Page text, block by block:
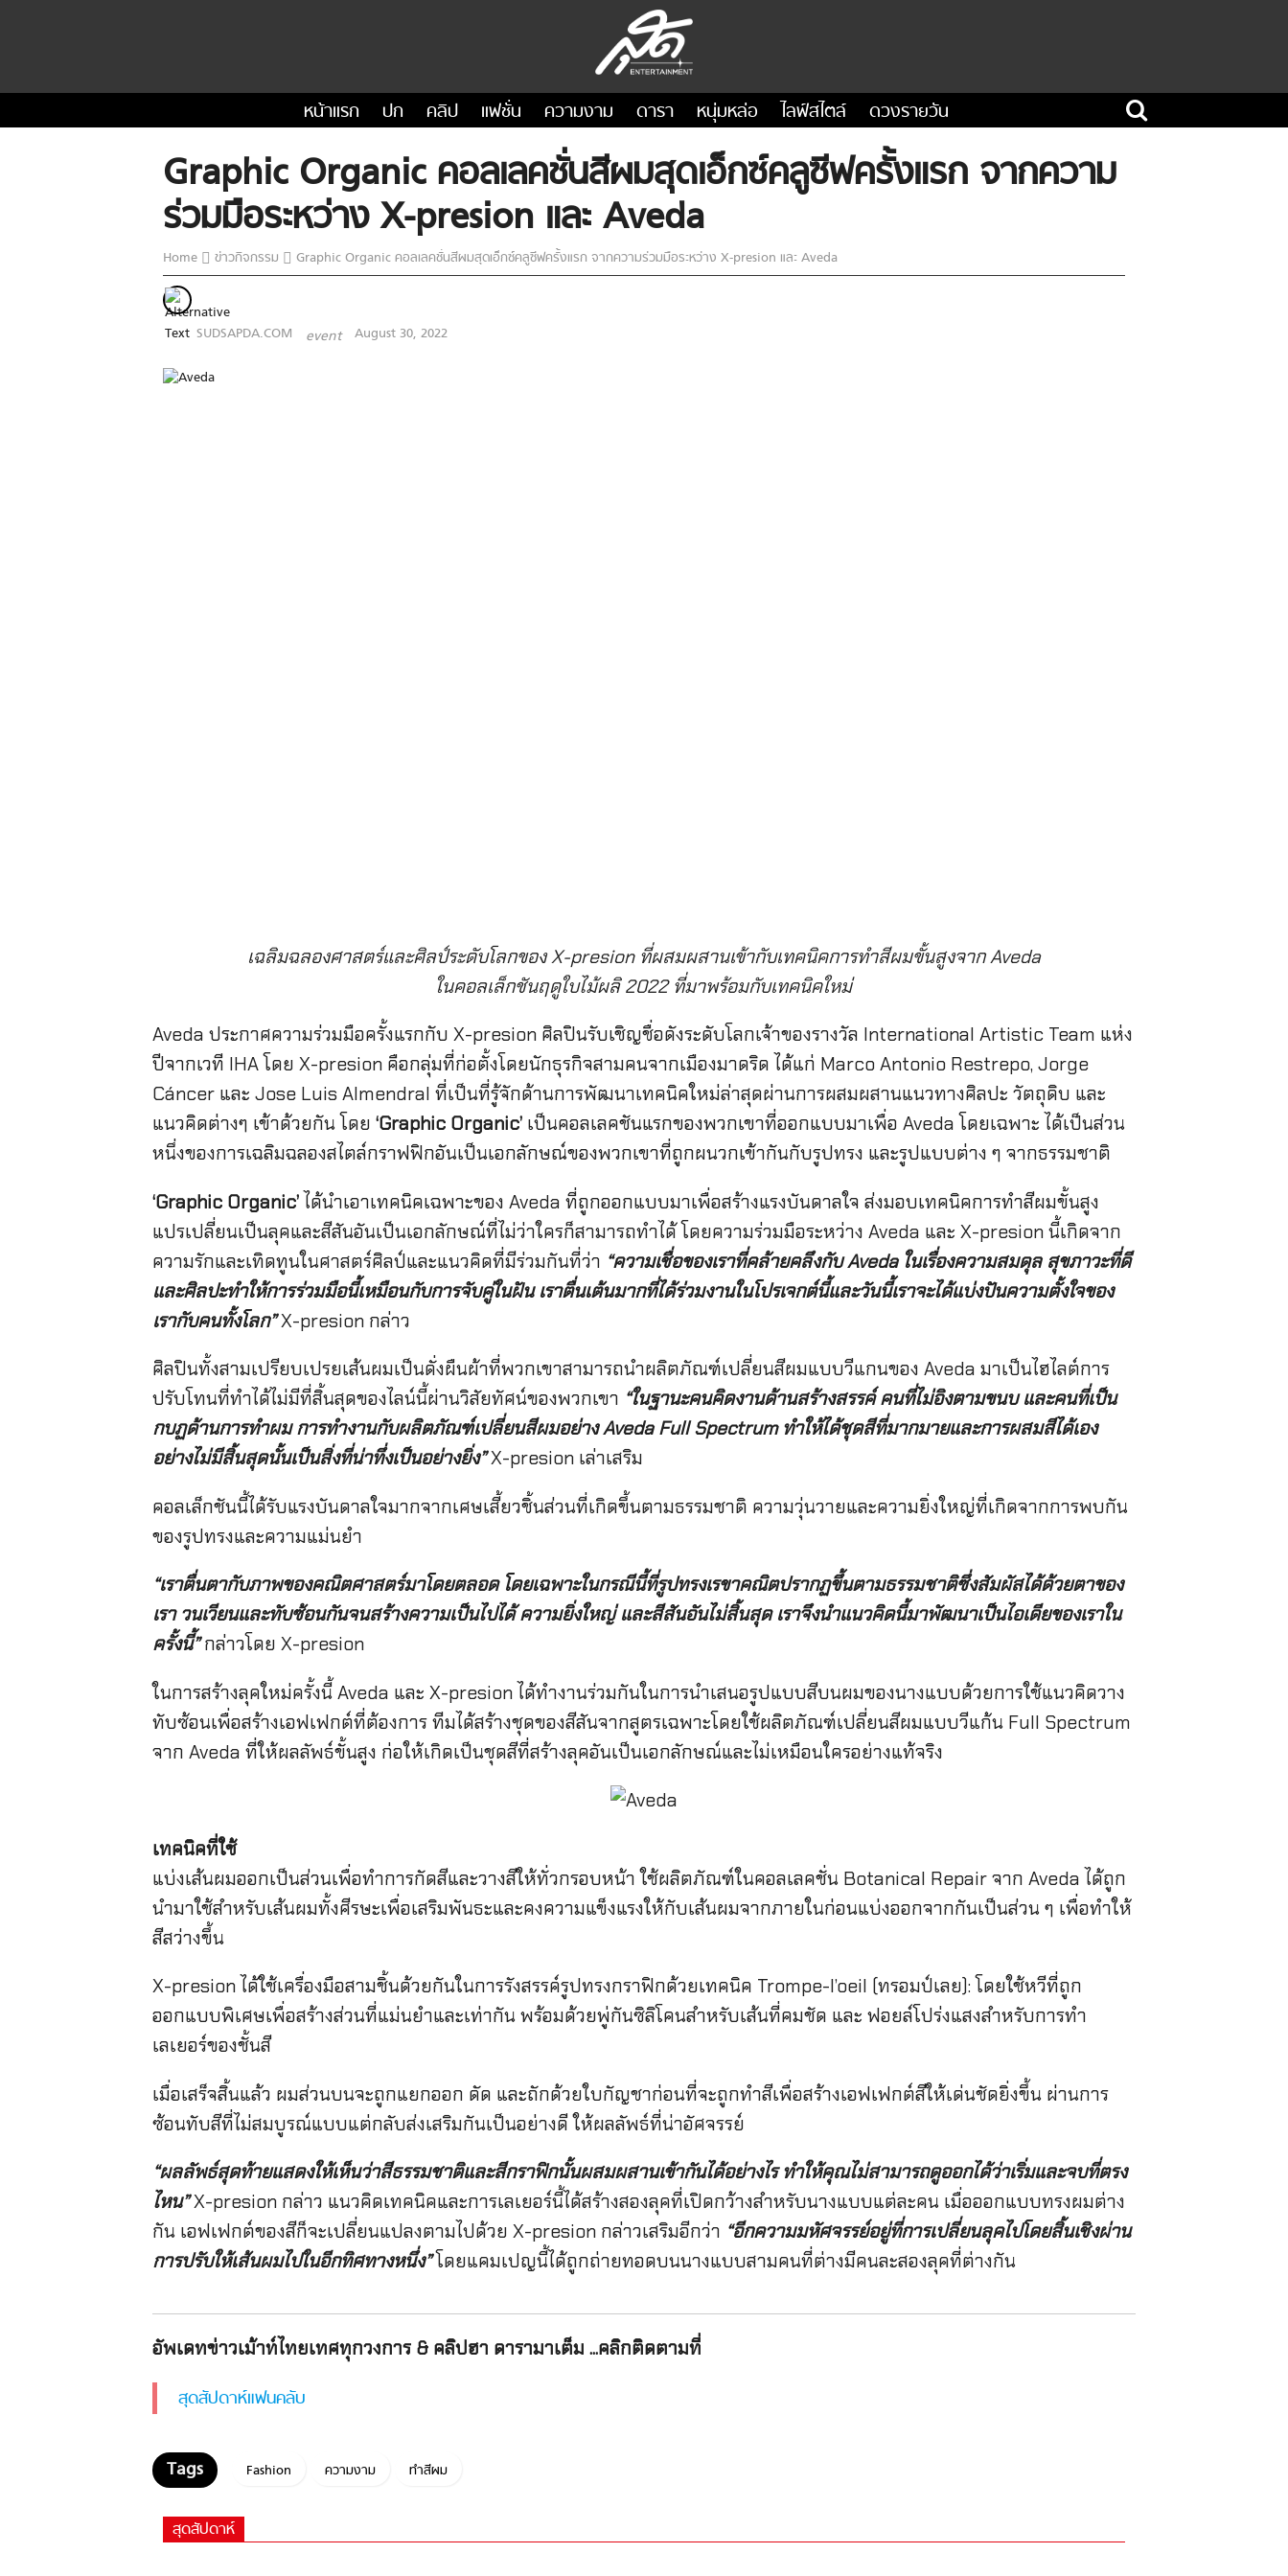
หน้าแรก ปก คลิป แฟชั่น ความงาม ดารา หนุ่มหล่อ ไลฟ์สไตล์ ดวงรายวัน
Graphic Organic คอลเลคชั่นสีผมสุดเอ็กซ์คลูซีฟครั้งแรก จากความ
ร่วมมือระหว่าง X-presion และ Aveda
Home ข่าวกิจกรรม Graphic Organic คอลเลคชั่นสีผมสุดเอ็กซ์คลูซีฟครั้งแรก จากความร่วมมือระหว่าง X-presion และ Aveda
SUDSAPDA.COM event August 30, 2022
เฉลิมฉลองศาสตร์และศิลป์ระดับโลกของ X-presion ที่ผสมผสานเข้ากับเทคนิคการทำสีผมขั้นสูงจาก Aveda
ในคอลเล็กชันฤดูใบไม้ผลิ 2022 ที่มาพร้อมกับเทคนิคใหม่
Aveda ประกาศความร่วมมือครั้งแรกกับ X-presion ศิลปินรับเชิญชื่อดังระดับโลกเจ้าของรางวัล International Artistic Team แห่ง
ปีจากเวที IHA โดย X-presion คือกลุ่มที่ก่อตั้งโดยนักธุรกิจสามคนจากเมืองมาดริด ได้แก่ Marco Antonio Restrepo, Jorge
Cáncer และ Jose Luis Almendral ที่เป็นที่รู้จักด้านการพัฒนาเทคนิคใหม่ล่าสุดผ่านการผสมผสานแนวทางศิลปะ วัตถุดิบ และ
แนวคิดต่างๆ เข้าด้วยกัน โดย ‘Graphic Organic’เป็นคอลเลคชันแรกของพวกเขาที่ออกแบบมาเพื่อ Aveda โดยเฉพาะ ได้เป็นส่วน
หนึ่งของการเฉลิมฉลองสไตล์กราฟฟิกอันเป็นเอกลักษณ์ของพวกเขาที่ถูกผนวกเข้ากันกับรูปทรง และรูปแบบต่าง ๆ จากธรรมชาติ
‘Graphic Organic’ได้นำเอาเทคนิคเฉพาะของ Aveda ที่ถูกออกแบบมาเพื่อสร้างแรงบันดาลใจ ส่งมอบเทคนิคการทำสีผมขั้นสูง
แปรเปลี่ยนเป็นลุคและสีสันอันเป็นเอกลักษณ์ที่ไม่ว่าใครก็สามารถทำได้ โดยความร่วมมือระหว่าง Aveda และ X-presion นี้เกิดจาก
ความรักและเทิดทูนในศาสตร์ศิลป์และแนวคิดที่มีร่วมกันที่ว่า “ความเชื่อของเราที่คล้ายคลึงกับAveda ในเรื่องความสมดุล สุขภาวะที่ดี
และศิลปะทำให้การร่วมมือนี้เหมือนกับการจับคู่ในฝัน เราตื่นเต้นมากที่ได้ร่วมงานในโปรเจกต์นี้และวันนี้เราจะได้แบ่งปันความตั้งใจของ
เรากับคนทั้งโลก”X-presion กล่าว
ศิลปินทั้งสามเปรียบเปรยเส้นผมเป็นดั่งผืนผ้าที่พวกเขาสามารถนำผลิตภัณฑ์เปลี่ยนสีผมแบบวีแกนของ Aveda มาเป็นไฮไลต์การ
ปรับโทนที่ทำได้ไม่มีที่สิ้นสุดของไลน์นี้ผ่านวิสัยทัศน์ของพวกเขา “ในฐานะคนคิดงานด้านสร้างสรรค์ คนที่ไม่อิงตามขนบ และคนที่เป็น
กบฏด้านการทำผม การทำงานกับผลิตภัณฑ์เปลี่ยนสีผมอย่างAveda Full Spectrum ทำให้ได้ชุดสีที่มากมายและการผสมสีได้เอง
อย่างไม่มีสิ้นสุดนั้นเป็นสิ่งที่น่าทึ่งเป็นอย่างยิ่ง”X-presion เล่าเสริม
คอลเล็กชันนี้ได้รับแรงบันดาลใจมากจากเศษเสี้ยวชิ้นส่วนที่เกิดขึ้นตามธรรมชาติ ความวุ่นวายและความยิ่งใหญ่ที่เกิดจากการพบกัน
ของรูปทรงและความแม่นยำ
“เราตื่นตากับภาพของคณิตศาสตร์มาโดยตลอด โดยเฉพาะในกรณีนี้ที่รูปทรงเรขาคณิตปรากฏขึ้นตามธรรมชาติซึ่งสัมผัสได้ด้วยตาของ
เรา วนเวียนและทับซ้อนกันจนสร้างความเป็นไปได้ ความยิ่งใหญ่ และสีสันอันไม่สิ้นสุด เราจึงนำแนวคิดนี้มาพัฒนาเป็นไอเดียของเราใน
ครั้งนี้”กล่าวโดย X-presion
ในการสร้างลุคใหม่ครั้งนี้ Aveda และ X-presion ได้ทำงานร่วมกันในการนำเสนอรูปแบบสีบนผมของนางแบบด้วยการใช้แนวคิดวาง
ทับซ้อนเพื่อสร้างเอฟเฟกต์ที่ต้องการ ทีมได้สร้างชุดของสีสันจากสูตรเฉพาะโดยใช้ผลิตภัณฑ์เปลี่ยนสีผมแบบวีแก้น Full Spectrum
จาก Aveda ที่ให้ผลลัพธ์ขั้นสูง ก่อให้เกิดเป็นชุดสีที่สร้างลุคอันเป็นเอกลักษณ์และไม่เหมือนใครอย่างแท้จริง
เทคนิคที่ใช้
แบ่งเส้นผมออกเป็นส่วนเพื่อทำการกัดสีและวางสีให้ทั่วกรอบหน้า ใช้ผลิตภัณฑ์ในคอลเลคชั่น Botanical Repair จาก Aveda ได้ถูก
นำมาใช้สำหรับเส้นผมทั้งศีรษะเพื่อเสริมพันธะและคงความแข็งแรงให้กับเส้นผมจากภายในก่อนแบ่งออกจากกันเป็นส่วน ๆ เพื่อทำให้
สีสว่างขึ้น
X-presion ได้ใช้เครื่องมือสามชิ้นด้วยกันในการรังสรรค์รูปทรงกราฟิกด้วยเทคนิค Trompe-l’oeil (ทรอมป์เลย): โดยใช้หวีที่ถูก
ออกแบบพิเศษเพื่อสร้างส่วนที่แม่นยำและเท่ากัน พร้อมด้วยพู่กันซิลิโคนสำหรับเส้นที่คมชัด และ ฟอยล์โปร่งแสงสำหรับการทำ
เลเยอร์ของชั้นสี
เมื่อเสร็จสิ้นแล้ว ผมส่วนบนจะถูกแยกออก ดัด และถักด้วยใบกัญชาก่อนที่จะถูกทำสีเพื่อสร้างเอฟเฟกต์สีให้เด่นชัดยิ่งขึ้น ผ่านการ
ซ้อนทับสีที่ไม่สมบูรณ์แบบแต่กลับส่งเสริมกันเป็นอย่างดี ให้ผลลัพธ์ที่น่าอัศจรรย์
“ผลลัพธ์สุดท้ายแสดงให้เห็นว่าสีธรรมชาติและสีกราฟิกนั้นผสมผสานเข้ากันได้อย่างไร ทำให้คุณไม่สามารถดูออกได้ว่าเริ่มและจบที่ตรง
ไหน”X-presion กล่าว แนวคิดเทคนิคและการเลเยอร์นี้ได้สร้างสองลุคที่เปิดกว้างสำหรับนางแบบแต่ละคน เมื่อออกแบบทรงผมต่าง
กัน เอฟเฟกต์ของสีก็จะเปลี่ยนแปลงตามไปด้วย X-presion กล่าวเสริมอีกว่า “อีกความมหัศจรรย์อยู่ที่การเปลี่ยนลุคไปโดยสิ้นเชิงผ่าน
การปรับให้เส้นผมไปในอีกทิศทางหนึ่ง”โดยแคมเปญนี้ได้ถูกถ่ายทอดบนนางแบบสามคนที่ต่างมีคนละสองลุคที่ต่างกัน
อัพเดทข่าวเม้าท์ไทยเทศทุกวงการ & คลิปฮา ดารามาเต็ม ...คลิกติดตามที่
สุดสัปดาห์แฟนคลับ
Fashion ความงาม ทำสีผม
สุดสัปดาห์